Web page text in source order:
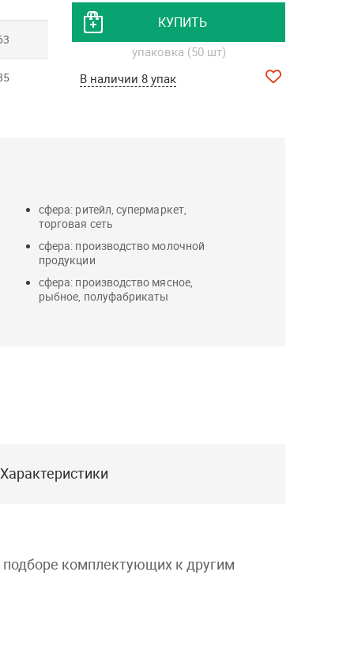
КУПИТЬ
упаковка (50 шт)
В наличии 8 упак
сфера: ритейл, супермаркет,
торговая сеть
сфера: производство молочной
продукции
сфера: производство мясное,
рыбное, полуфабрикаты
Характеристики
комплектующих к другим